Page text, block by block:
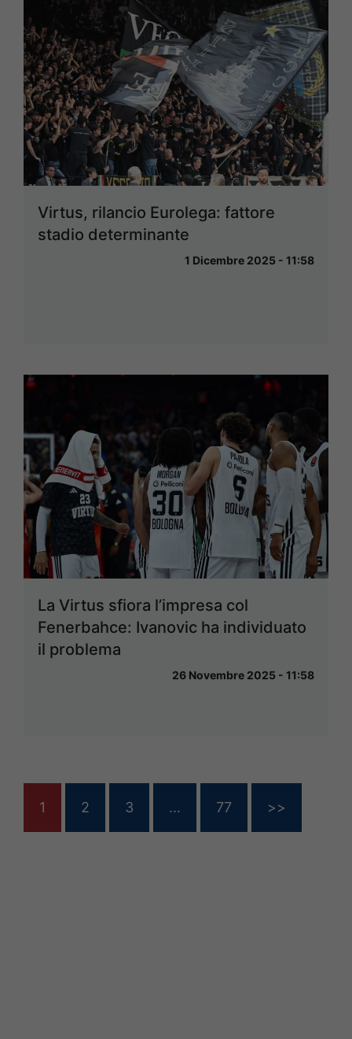
Virtus, rilancio Eurolega: fattore
stadio determinante
1 Dicembre 2025 - 11:58
La Virtus sfiora l’impresa col
Fenerbahce: Ivanovic ha individuato
il problema
26 Novembre 2025 - 11:58
1 2 3 … 77 >>